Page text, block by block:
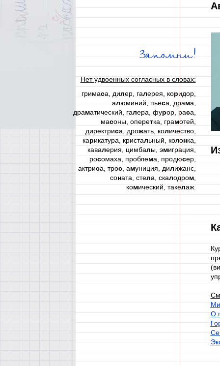
Запомни!
Нет удвоенных согласных в словах:
гримаса, дилер, галерея, коридор,
алюминий, пьеса, драма,
драматический, галера, фурор, раса,
масоны, оперетка, грамотей,
директриса, дрожать, количество,
карикатура, кристальный, колонка,
кавалерия, цимбалы, эмиграция,
росомаха, проблема, продюсер,
актриса, трос, амуниция, дилижанс,
соната, стела, скалодром,
комический, такелаж.
О